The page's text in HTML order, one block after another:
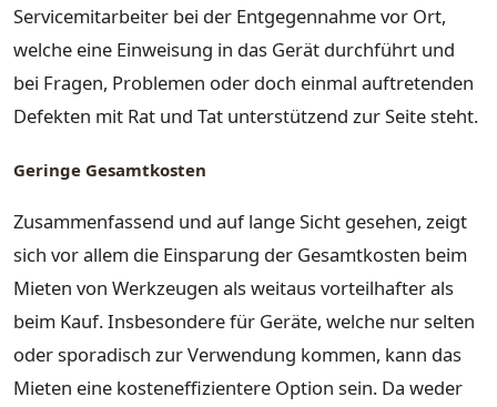
Servicemitarbeiter bei der Entgegennahme vor Ort,
welche eine Einweisung in das Gerät durchführt und
bei Fragen, Problemen oder doch einmal auftretenden
Defekten mit Rat und Tat unterstützend zur Seite steht.
Geringe Gesamtkosten
Zusammenfassend und auf lange Sicht gesehen, zeigt
sich vor allem die Einsparung der Gesamtkosten beim
Mieten von Werkzeugen als weitaus vorteilhafter als
beim Kauf. Insbesondere für Geräte, welche nur selten
oder sporadisch zur Verwendung kommen, kann das
Mieten eine kosteneffizientere Option sein. Da weder